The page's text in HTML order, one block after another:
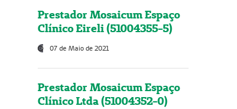
Prestador Mosaicum Espaço
Clínico Eireli (51004355-5)
07 de Maio de 2021
Prestador Mosaicum Espaço
Clínico Ltda (51004352-0)